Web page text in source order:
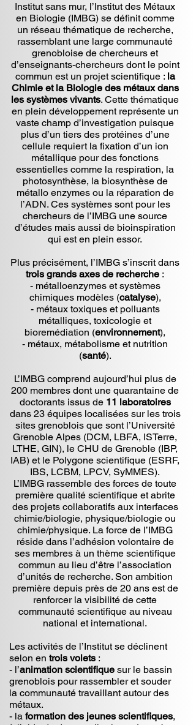
Institut sans mur, l’Institut des Métaux
en Biologie (IMBG) se définit comme
un réseau thématique de recherche,
rassemblant une large communauté
grenobloise de chercheurs et
d’enseignants-chercheurs dont le point
commun est un projet scientifique : la
Chimie et la Biologie des métaux dans
les systèmes vivants. Cette thématique
en plein développement représente un
vaste champ d’investigation puisque
plus d’un tiers des protéines d’une
cellule requiert la fixation d’un ion
métallique pour des fonctions
essentielles comme la respiration, la
photosynthèse, la biosynthèse de
métallo enzymes ou la réparation de
l’ADN. Ces systèmes sont pour les
chercheurs de l’IMBG une source
d’études mais aussi de bioinspiration
qui est en plein essor.
Plus précisément, l’IMBG s’inscrit dans
trois grands axes de recherche :
- métalloenzymes et systèmes
chimiques modèles (catalyse),
- métaux toxiques et polluants
métalliques, toxicologie et
bioremédiation (environnement),
- métaux, métabolisme et nutrition
(santé).
L’IMBG comprend aujourd’hui plus de
200 membres dont une quarantaine de
doctorants issus de 11 laboratoires
dans 23 équipes localisées sur les trois
sites grenoblois que sont l’Université
Grenoble Alpes (DCM, LBFA, ISTerre,
LTHE, GIN), le CHU de Grenoble (IBP,
IAB) et le Polygone scientifique (ESRF,
IBS, LCBM, LPCV, SyMMES).
L’IMBG rassemble des forces de toute
première qualité scientifique et abrite
des projets collaboratifs aux interfaces
chimie/biologie, physique/biologie ou
chimie/physique. La force de l’IMBG
réside dans l’adhésion volontaire de
ses membres à un thème scientifique
commun au lieu d’être l’association
d’unités de recherche. Son ambition
première depuis près de 20 ans est de
renforcer la visibilité de cette
communauté scientifique au niveau
national et international.
Les activités de l’Institut se déclinent
selon en trois volets :
- l’animation scientifique sur le bassin
grenoblois pour rassembler et souder
la communauté travaillant autour des
métaux.
- la formation des jeunes scientifiques,